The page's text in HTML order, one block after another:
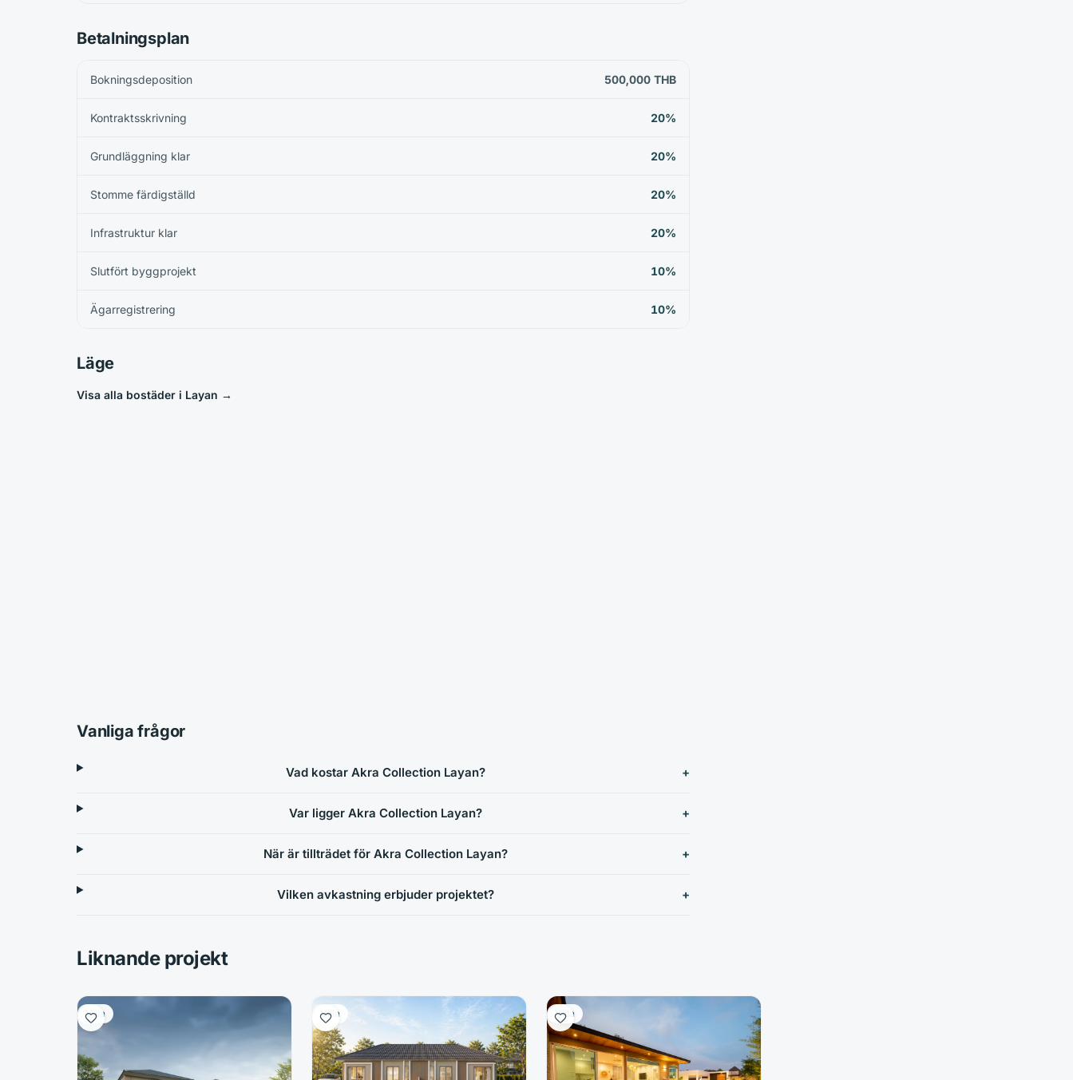
Betalningsplan
Bokningsdeposition 500,000 THB
Kontraktsskrivning 20%
Grundläggning klar 20%
Stomme färdigställd 20%
Infrastruktur klar 20%
Slutfört byggprojekt 10%
Ägarregistrering 10%
Läge
Visa alla bostäder i Layan →
Vanliga frågor
Vad kostar Akra Collection Layan?
Var ligger Akra Collection Layan?
När är tillträdet för Akra Collection Layan?
Vilken avkastning erbjuder projektet?
Liknande projekt
Villa Villa Villa